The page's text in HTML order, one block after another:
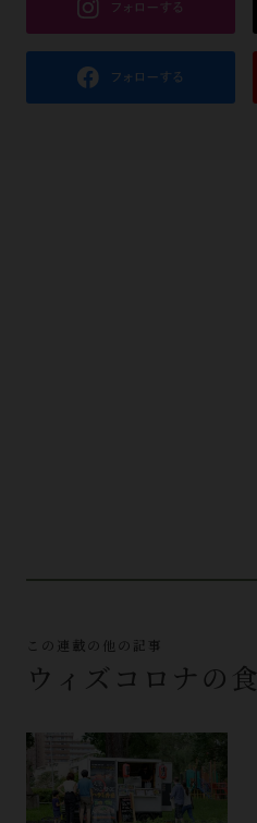
この連載の他の記事
ウィズコロナの食